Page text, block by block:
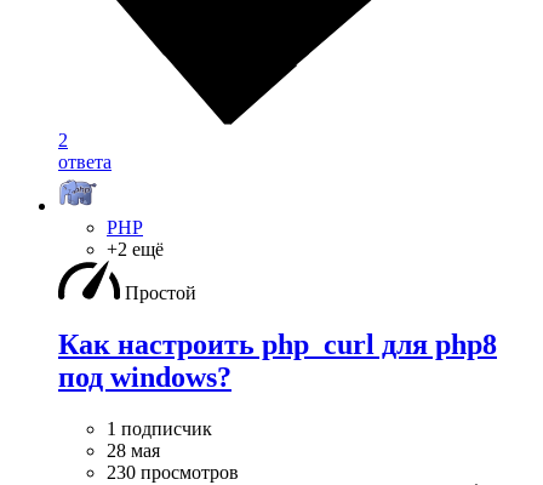
2
ответа
PHP
+2 ещё
Простой
Как настроить php_curl для php8
под windows?
1 подписчик
28 мая
230 просмотров